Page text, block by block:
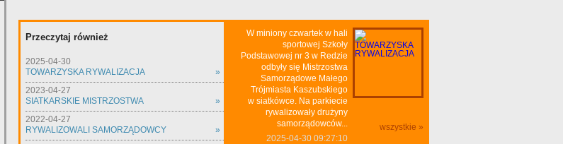
Przeczytaj również
2025-04-30
TOWARZYSKA RYWALIZACJA
»
2023-04-27
SIATKARSKIE MISTRZOSTWA
»
2022-04-27
RYWALIZOWALI SAMORZĄDOWCY
»
W miniony czwartek w hali
sportowej Szkoły
Podstawowej nr 3 w Redzie
odbyły się Mistrzostwa
Samorządowe Małego
Trójmiasta Kaszubskiego
w siatkówce. Na parkiecie
rywalizowały drużyny
samorządowców...
2025-04-30 09:27:10
wszystkie »